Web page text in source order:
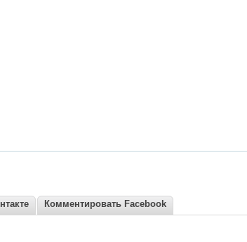
Комментировать Facebook